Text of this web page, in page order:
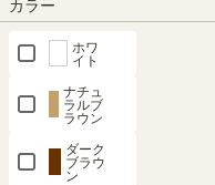
カラー
ホワ
イト
ナチュ
ラルブ
ラウン
ダーク
ブラウ
ン
〒
予定日:---
※在庫状況、実際の詳細な住所
※正確なお届け予定日はご注文